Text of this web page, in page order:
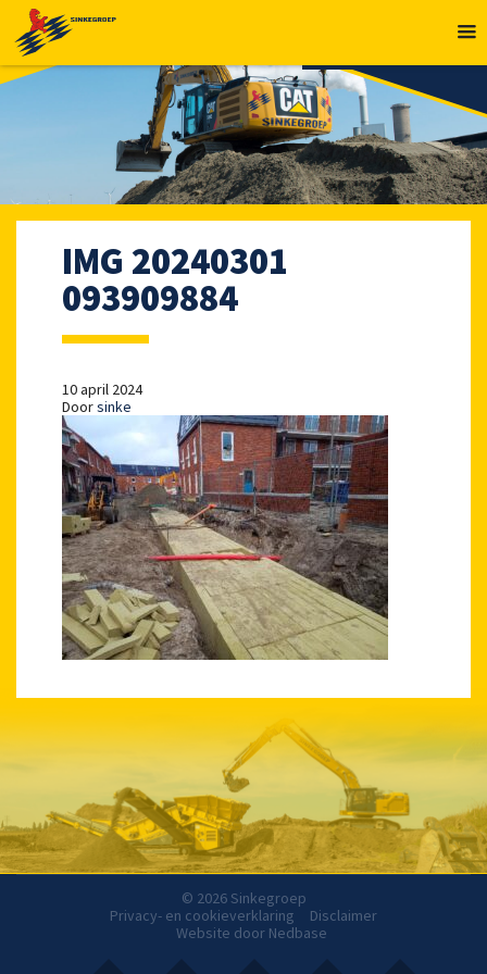
IMG 20240301
093909884
10 april 2024
Doorsinke
© 2026 Sinkegroep
Privacy- en cookieverklaring
Disclaimer
Website door Nedbase